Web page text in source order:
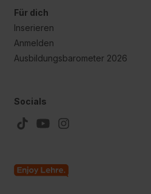
Für dich
Inserieren
Anmelden
Ausbildungsbarometer 2026
Socials